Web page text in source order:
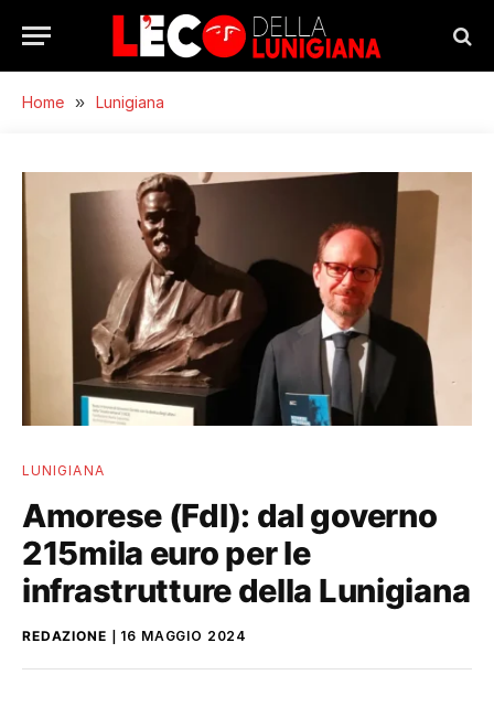
Home » Lunigiana
LUNIGIANA
Amorese (FdI): dal governo
215mila euro per le
infrastrutture della Lunigiana
REDAZIONE 16 MAGGIO 2024